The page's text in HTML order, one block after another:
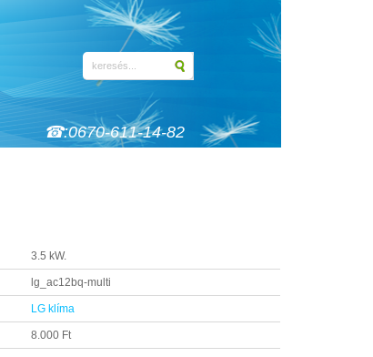
☎:0670-611-14-82
3.5 kW.
lg_ac12bq-multi
LG klíma
8.000 Ft